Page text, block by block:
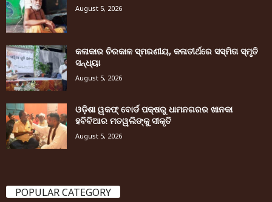
August 5, 2026
କଳାକାର ଚିରକାଳ ସ୍ମରଣୀୟ, କଳାତୀର୍ଥରେ ସସ୍ମିତା ସ୍ମୃତି
ସନ୍ଧ୍ୟା
August 5, 2026
ଓଡ଼ିଶା ୱକଫ୍ ବୋର୍ଡ ପକ୍ଷରୁ ଧାମନଗରର ଖାନକା
ହବିବିଆର ମତୱଲିଙ୍କୁ ସୀକୃତି
August 5, 2026
POPULAR CATEGORY